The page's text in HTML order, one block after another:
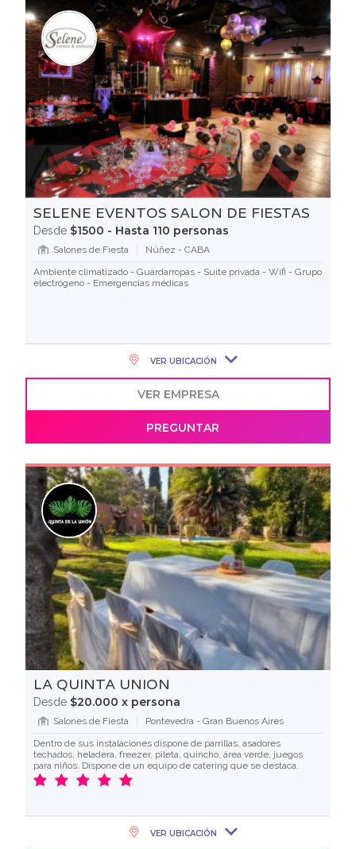
SELENE EVENTOS SALON DE FIESTAS
Desde $1500 - Hasta 110 personas
Salones de Fiesta
Núñez - CABA
Ambiente climatizado - Guardarropas - Suite privada - Wifi - Grupo
electrógeno - Emergencias médicas
VER UBICACIÓN
VER EMPRESA
PREGUNTAR
LA QUINTA UNION
Desde $20.000 x persona
Salones de Fiesta
Pontevedra - Gran Buenos Aires
Dentro de sus instalaciones dispone de parrillas, asadores
techados, heladera, freezer, pileta, quincho, área verde, juegos
para niños. Dispone de un equipo de catering que se destaca.
VER UBICACIÓN